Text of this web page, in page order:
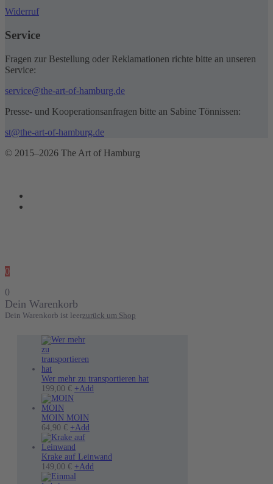
Widerruf
Service
Fragen zur Bestellung oder Reklamationen richte bitte an unseren
Service:
service@the-art-of-hamburg.de
Presse- und Kooperationsanfragen bitte an Sabine Tönnissen:
st@the-art-of-hamburg.de
© 2015–2026 The Art of Hamburg
0
0
Dein Warenkorb
Dein Warenkorb ist leerzurück um Shop
Wer mehr zu transportieren hat
199,00 € +Add
MOIN MOIN
64,90 € +Add
mehrere
Varianten
Krake auf Leinwand
149,00 € +Add